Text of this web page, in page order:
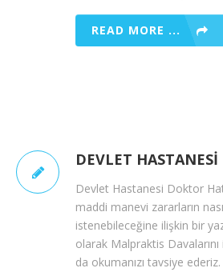
READ MORE ...
DEVLET
Devlet Hastanesi Doktor
maddi manevi zararların
istenebileceğine ilişkin bir
olarak Malpraktis Davalarını
da okumanızı tavsiye